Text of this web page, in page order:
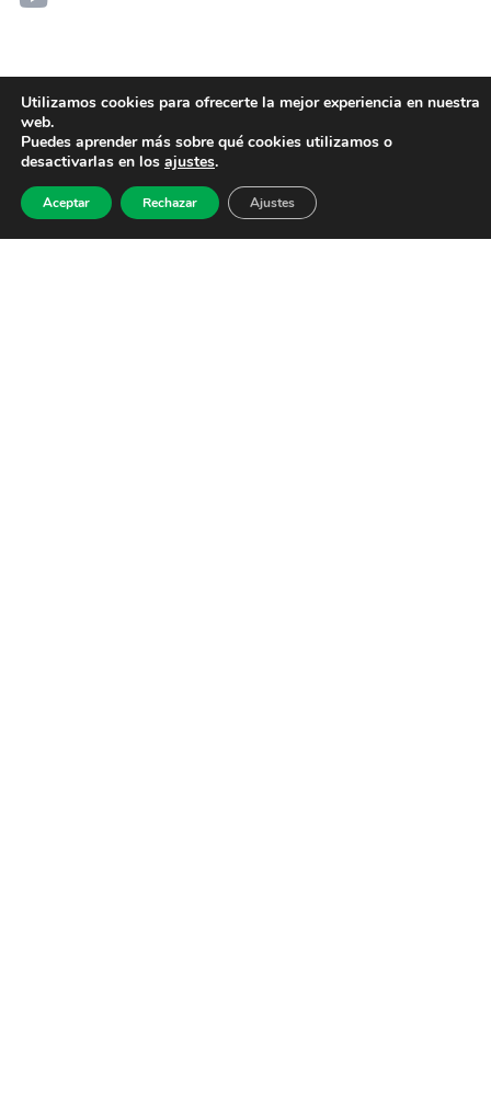
Utilizamos cookies para ofrecerte la mejor experiencia en nuestra
web.
Puedes aprender más sobre qué cookies utilizamos o
desactivarlas en los ajustes.
Aceptar Rechazar Ajustes